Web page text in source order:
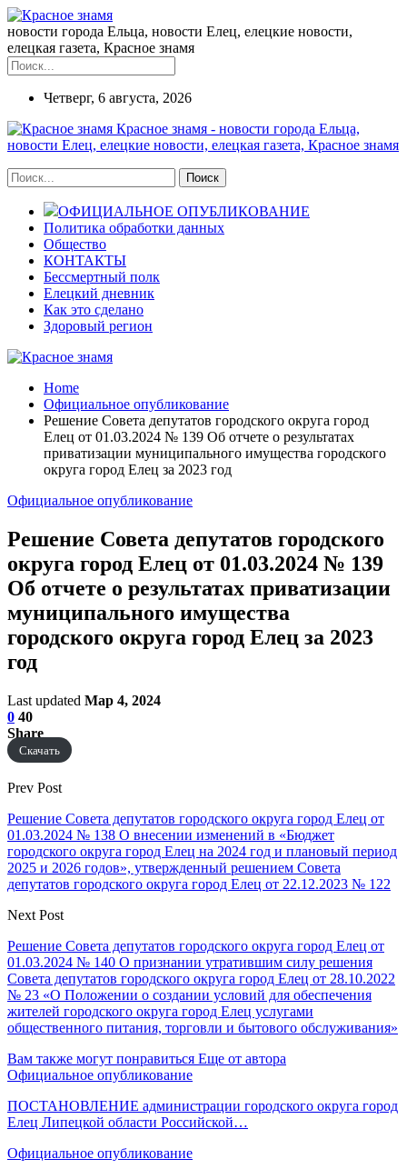
новости города Ельца, новости Елец, елецкие новости,
елецкая газета, Красное знамя
Четверг, 6 августа, 2026
Красное знамя - новости города Ельца,
новости Елец, елецкие новости, елецкая газета, Красное знамя
ОФИЦИАЛЬНОЕ ОПУБЛИКОВАНИЕ
Политика обработки данных
Общество
КОНТАКТЫ
Бессмертный полк
Елецкий дневник
Как это сделано
Здоровый регион
Home
Официальное опубликование
Решение Совета депутатов городского округа город
Елец от 01.03.2024 № 139 Об отчете о результатах
приватизации муниципального имущества городского
округа город Елец за 2023 год
Официальное опубликование
Решение Совета депутатов городского
округа город Елец от 01.03.2024 № 139
Об отчете о результатах приватизации
муниципального имущества
городского округа город Елец за 2023
год
Last updated Мар 4, 2024
0 40
Share
Скачать
Prev Post
Решение Совета депутатов городского округа город Елец от
01.03.2024 № 138 О внесении изменений в «Бюджет
городского округа город Елец на 2024 год и плановый период
2025 и 2026 годов», утвержденный решением Совета
депутатов городского округа город Елец от 22.12.2023 № 122
Next Post
Решение Совета депутатов городского округа город Елец от
01.03.2024 № 140 О признании утратившим силу решения
Совета депутатов городского округа город Елец от 28.10.2022
№ 23 «О Положении о создании условий для обеспечения
жителей городского округа город Елец услугами
общественного питания, торговли и бытового обслуживания»
Вам также могут понравиться Еще от автора
Официальное опубликование
ПОСТАНОВЛЕНИЕ администрации городского округа город
Елец Липецкой области Российской…
Официальное опубликование